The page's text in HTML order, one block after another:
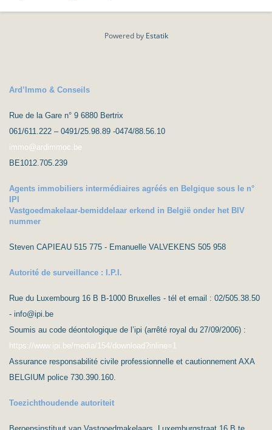
Powered by Estatik
Ard’Immo & Conseils
Rue de la Gare n° 9 6880 Bertrix
061/611.222 – 0491/25.98.89 -0474/88.56.10
immo@ardimmoc.be
BE1012.705.239
Agents immobiliers intermédiaires agréés en Belgique sous le n°
IPI
Vastgoedmakelaar-bemiddelaar erkend in België onder het BIV
nummer
Steven CAPIEAU 515 775 - Emanuelle VALVEKENS 505 958
Autorité de surveillance : I.P.I.
Rue du Luxembourg 16 B B-1000 Bruxelles - tél et email : 02/505.38.50
- info@ipi.be
Soumis au code déontologique de l’ipi (arrêté royal du 27/09/2006) :
https://www.ipi.be/media/154/download?inline=1
Assurance responsabilité civile professionnelle et cautionnement AXA
BELGIUM police 730.390.160.
Toezichthoudende autoriteit